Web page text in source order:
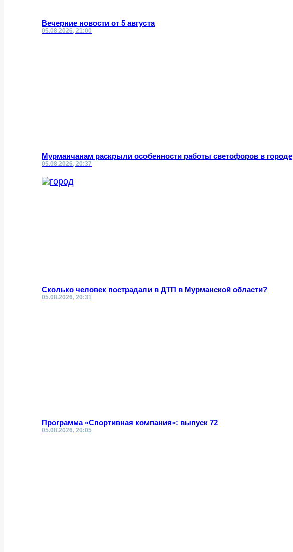
Вечерние новости от 5 августа
05.08.2026, 21:00
Мурманчанам раскрыли особенности работы светофоров в городе
05.08.2026, 20:37
Сколько человек пострадали в ДТП в Мурманской области?
05.08.2026, 20:31
Программа «Спортивная компания»: выпуск 72
05.08.2026, 20:05